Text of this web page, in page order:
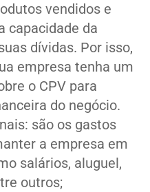
vendidos e
capacidade da
dívidas. Por isso,
empresa tenha um
o CPV para
do negócio.
são os gastos
a empresa em
salários, aluguel,
outros;